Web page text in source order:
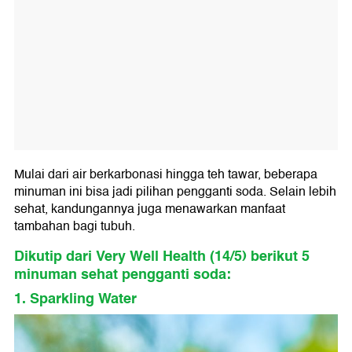
Mulai dari air berkarbonasi hingga teh tawar, beberapa
minuman ini bisa jadi pilihan pengganti soda. Selain lebih
sehat, kandungannya juga menawarkan manfaat
tambahan bagi tubuh.
Dikutip dari Very Well Health (14/5) berikut 5
minuman sehat pengganti soda:
1. Sparkling Water